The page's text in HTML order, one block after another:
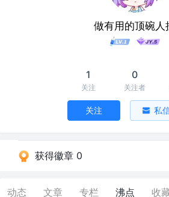
做有用的顶碗人
1
关注
0
关注者
关注 私
获得徽章 0
动态 文章 专栏 沸点 收